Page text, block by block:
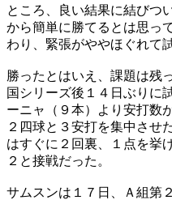
ところ、良い結果に結びつ
から簡単に勝てるとは思っ
わり、緊張がややほぐれて
勝ったとはいえ、課題は残
国シリーズ後１４日ぶりに
ーニャ（９本）より安打数
２四球と３安打を集中させ
はすぐに２回裏、１点を挙
２と接戦だった。
サムスンは１７日、Ａ組第